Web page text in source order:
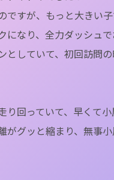
ですが、もっと大きい
になり、全力ダッシュ
としていて、初回訪問
り回っていて、早くて
がグッと縮まり、無事